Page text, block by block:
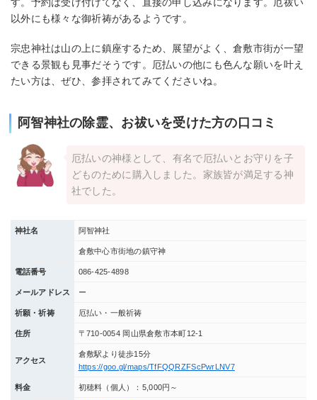
以外にも様々な御祈祷があるようです。
宗忠神社は山の上に鎮座するため、展望がよく、倉敷市街が一望
できる景観も見事だそうです。厄払いの他にも色んな願いを叶え
たい方は、ぜひ、参拝されてみてくださいね。
阿智神社の除霊、お祓いを受けた方の口コミ
厄払いの神様として、有名で厄払いとお守りを子
どものために購入しました。家族皆が満足する神
社でした。
神社名 阿智神社
倉敷中心市街地の鎮守神
電話番号 086‐425‐4898
メールアドレス ー
祈願・祈祷 厄払い・一般祈祷
住所 〒710-0054 岡山県倉敷市本町12-1
アクセス
倉敷駅より徒歩15分
https://goo.gl/maps/TfFQQRZFScPwrLNV7
料金 初穂料（個人）：5,000円～